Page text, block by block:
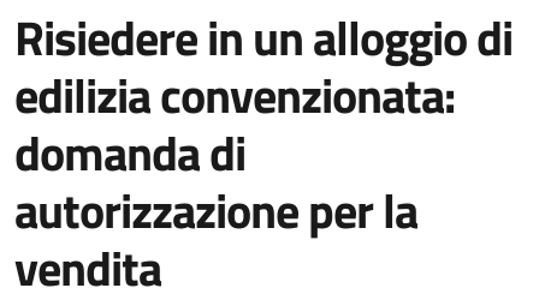
Risiedere in un alloggio di
edilizia convenzionata:
domanda di
autorizzazione per la
vendita